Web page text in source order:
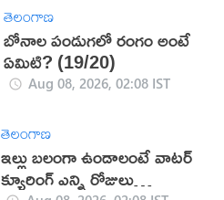
తెలంగాణ
బోనాల పండుగలో రంగం అంటే
ఏమిటి? (19/20)
Aug 08, 2026, 02:08 IST
తెలంగాణ
ఇల్లు బలంగా ఉండాలంటే వాటర్
క్యూరింగ్ ఎన్ని రోజులు